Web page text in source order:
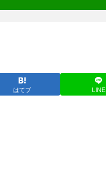
はてブ LINE